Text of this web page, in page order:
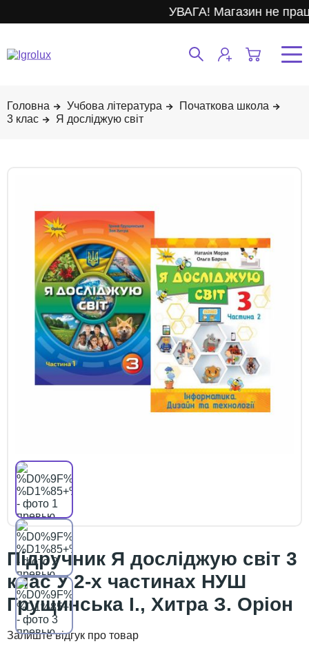
УВАГА! Магазин не
Учбова література
Початкова школа
3 клас
Я досліджую світ
Підручник Я досліджую світ 3
клас У 2-х частинах НУШ
Грущинська І., Хитра З. Оріон